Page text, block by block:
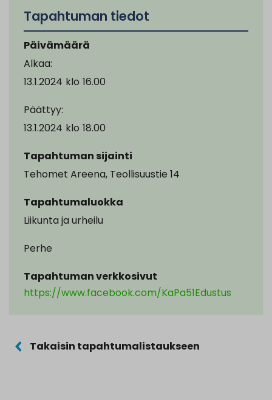
Tapahtuman tiedot
Päivämäärä
Alkaa:
13.1.2024 klo 16.00
Päättyy:
13.1.2024 klo 18.00
Tapahtuman sijainti
Tehomet Areena, Teollisuustie 14
Tapahtumaluokka
Liikunta ja urheilu
Perhe
Tapahtuman verkkosivut
https://www.facebook.com/KaPa51Edustus
Takaisin tapahtumalistaukseen